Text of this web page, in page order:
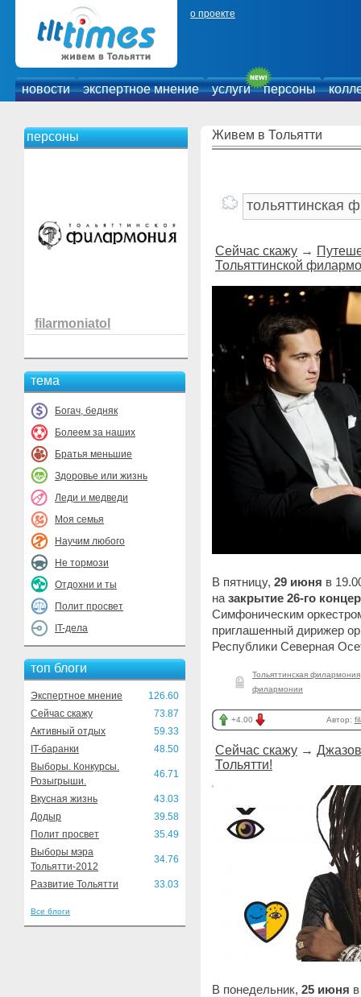
о проекте
новости экспертное мнение услуги персоны
персоны
filarmoniatol
тема
Богач, бедняк
Болеем за наших
Братья меньшие
Здоровье или жизнь
Леди и медведи
Моя семья
Научим любого
Не тормози
Отдохни и ты
Полит просвет
IT-дела
топ блоги
Экспертное мнение
126.60
Сейчас скажу
73.87
Активный отдых
59.33
IT-баранки
48.50
Выборы. Конкурсы.
Розыгрыши.
46.71
Вкусная жизнь
43.03
Додыр
39.58
Полит просвет
35.49
Выборы мэра
Тольятти-2012
34.76
Развитие Тольятти 33.03
Все блоги
Живем в Тольятти
Сейчас скажу →
Тольяттинской
В пятницу, 29 июня в
на закрытие 26-го
Симфоническим
приглашенный дирижер
Республики Северная
Тольяттинская филармония
филармонии
+4.00 Автор:
Сейчас скажу →
Тольятти!
В понедельник, 25 июня